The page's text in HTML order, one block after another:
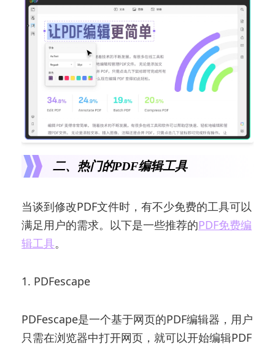
二、热门的PDF编辑工具
当谈到修改PDF文件时，有不少免费的工具可以
满足用户的需求。以下是一些推荐的PDF免费编
辑工具。
1. PDFescape
PDFescape是一个基于网页的PDF编辑器，用户
只需在浏览器中打开网页，就可以开始编辑PDF